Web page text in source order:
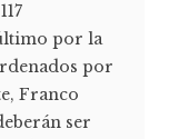
por la
por
Franco
ser